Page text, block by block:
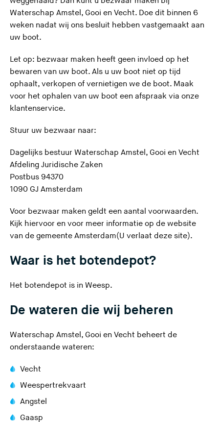
Waterschap Amstel, Gooi en Vecht. Doe dit binnen 6
weken nadat wij ons besluit hebben vastgemaakt aan
uw boot.
Let op: bezwaar maken heeft geen invloed op het
bewaren van uw boot. Als u uw boot niet op tijd
ophaalt, verkopen of vernietigen we de boot. Maak
voor het ophalen van uw boot een afspraak via onze
klantenservice.
Stuur uw bezwaar naar:
Dagelijks bestuur Waterschap Amstel, Gooi en Vecht
Afdeling Juridische Zaken
Postbus 94370
1090 GJ Amsterdam
Voor bezwaar maken geldt een aantal voorwaarden.
Kijk hiervoor en voor meer informatie op de website
van de gemeente Amsterdam(U verlaat deze site).
Waar is het botendepot?
Het botendepot is in Weesp.
De wateren die wij beheren
Waterschap Amstel, Gooi en Vecht beheert de
onderstaande wateren:
Vecht
Weespertrekvaart
Angstel
Gaasp